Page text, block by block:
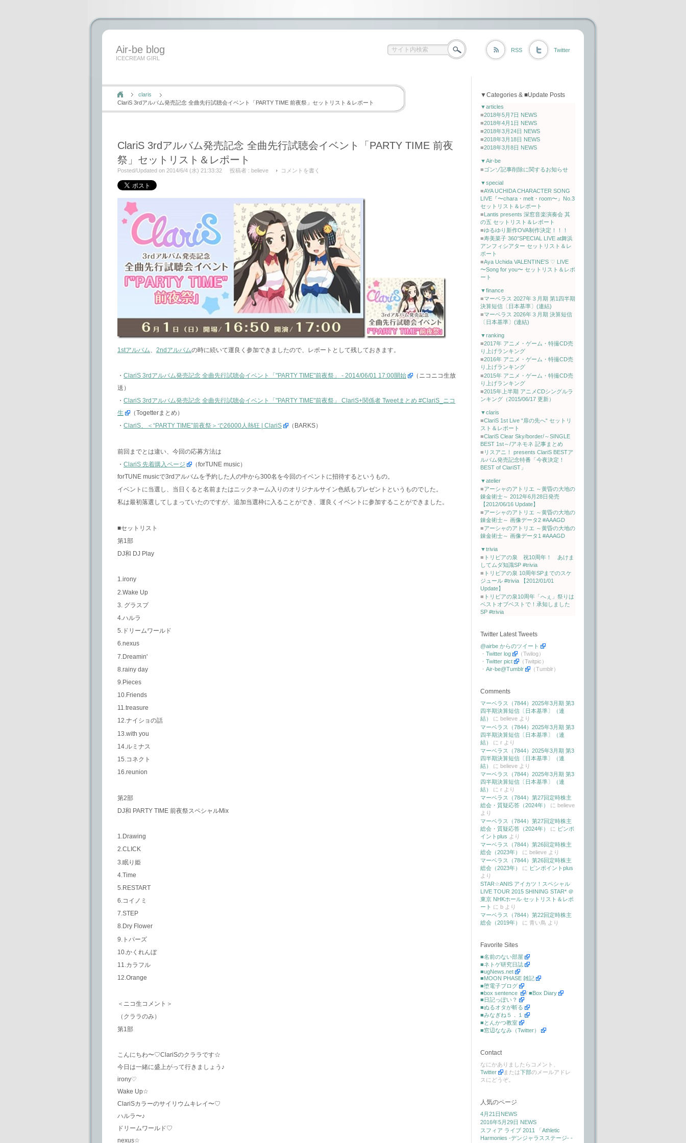
Air-be blog
ICECREAM GIRL
RSS Twitter
claris
ClariS 3rdアルバム発売記念 全曲先行試聴会イベント「PARTY TIME 前夜祭」セットリスト＆レポート
ClariS 3rdアルバム発売記念 全曲先行試聴会イベント「PARTY TIME 前夜
祭」セットリスト＆レポート
Posted/Updated on 2014/6/4 (水) 21:33:32 投稿者 : believe コメントを書く
1stアルバム 2ndアルバムの時に続いて運良く参加できましたので、レポートとして残しておきます。
・ ClariS 3rdアルバム発売記念 全曲先行試聴会イベント「"PARTY TIME"前夜祭」 - 2014/06/01 17:00開始
（ニコニコ生放
送）
・ ClariS 3rdアルバム発売記念 全曲先行試聴会イベント「"PARTY TIME"前夜祭」 ClariS+関係者 Tweetまとめ #ClariS_ニコ
生
（Togetterまとめ）
・ ClariS、＜“PARTY TIME”前夜祭＞で26000人熱狂 | ClariS （BARKS）
前回までとは違い、今回の応募方法は
・ ClariS 先着購入ページ
（forTUNE music）
forTUNE musicで3rdアルバムを予約した人の中から300名を今回のイベントに招待するというもの。
イベントに当選し、当日くると名前またはニックネーム入りのオリジナルサイン色紙もプレゼントというものでした。
私は最初落選してしまっていたのですが、追加当選枠に入ることができ、運良くイベントに参加することができました。
■セットリスト
第1部
DJ和 DJ Play
1.irony
2.Wake Up
3. グラスプ
4.ハルラ
5.ドリームワールド
6.nexus
7.Dreamin'
8.rainy day
9.Pieces
10.Friends
11.treasure
12.ナイショの話
13.with you
14.ルミナス
15.コネクト
16.reunion
第2部
DJ和 PARTY TIME 前夜祭スペシャルMix
1.Drawing
2.CLICK
3.眠り姫
4.Time
5.RESTART
6.コイノミ
7.STEP
8.Dry Flower
9.トパーズ
10.かくれんぼ
11.カラフル
12.Orange
＜ニコ生コメント＞
（クララのみ）
第1部
こんにちわ〜♡ClariSのクララです☆
今日は一緒に盛上がって行きましょう♪
irony♡
Wake Up☆
ClariSカラーのサイリウムキレイ〜♡
ハルラ〜♪
ドリームワールド♡
nexus☆
▼Categories & ■Update Posts
▼articles
■2018年5月7日 NEWS
■2018年4月1日 NEWS
■2018年3月24日 NEWS
■2018年3月18日 NEWS
■2018年3月8日 NEWS
▼Air-be
■ゴンゾ記事削除に関するお知らせ
▼special
■AYA UCHIDA CHARACTER SONG
LIVE『〜chara・melt・room〜』No.3
セットリスト＆レポート
■Lantis presents 深窓音楽演奏会 其
の五 セットリスト＆レポート
■ゆるゆり新作OVA制作決定！！！
■寿美菜子 360°SPECIAL LIVE at舞浜
アンフィシアター セットリスト＆レ
ポート
■Aya Uchida VALENTINE'S ♡ LIVE
〜Song for you〜 セットリスト＆レポ
ート
▼finance
■マーベラス 2027年３月期 第1四半期
決算短信〔日本基準〕(連結)
■マーベラス 2026年３月期 決算短信
〔日本基準〕(連結)
▼ranking
■2017年 アニメ・ゲーム・特撮CD売
り上げランキング
■2016年 アニメ・ゲーム・特撮CD売
り上げランキング
■2015年 アニメ・ゲーム・特撮CD売
り上げランキング
■2015年上半期 アニメCDシングルラ
ンキング（2015/06/17 更新）
▼claris
■ClariS 1st Live “扉の先へ“ セットリ
スト＆レポート
■ClariS Clear Sky/border/～SINGLE
BEST 1st～/アネモネ 記事まとめ
■ リスアニ！ presents ClariS BESTア
ルバム発売記念特番「今夜決定！
BEST of ClariST」
▼atelier
■アーシャのアトリエ ～黄昏の大地の
錬金術士～ 2012年6月28日発売
【2012/06/16 Update】
■アーシャのアトリエ ～黄昏の大地の
錬金術士～ 画像データ2 #AAAGD
■アーシャのアトリエ ～黄昏の大地の
錬金術士～ 画像データ1 #AAAGD
▼trivia
■ トリビアの泉 祝10周年！ あけま
してムダ知識SP #trivia
■ トリビアの泉 10周年SPまでのスケ
ジュール #trivia 【2012/01/01
Update】
■ トリビアの泉10周年「へぇ」祭りは
ベストオブベストで！承知しました
SP #trivia
Twitter Latest Tweets
@airbe からのツイート
・ Twitter log
（Twilog）
・ Twitter pict
（Twitpic）
・ Air-be@Tumblr （Tumblr）
Comments
マーベラス（7844）2025年3月期 第3
四半期決算短信〔日本基準〕（連
結）
に believe より
マーベラス（7844）2025年3月期 第3
四半期決算短信〔日本基準〕（連
結）
に r より
マーベラス（7844）2025年3月期 第3
四半期決算短信〔日本基準〕（連
結）
に believe より
マーベラス（7844）2025年3月期 第3
四半期決算短信〔日本基準〕（連
結）
に r より
マーベラス（7844）第27回定時株主
総会・質疑応答（2024年）
に believe
より
マーベラス（7844）第27回定時株主
総会・質疑応答（2024年）
に ピンポ
イントplus より
マーベラス（7844）第26回定時株主
総会（2023年）
に believe より
マーベラス（7844）第26回定時株主
総会（2023年）
に ピンポイントplus
より
STAR☆ANIS アイカツ！スペシャル
LIVE TOUR 2015 SHINING STAR* ＠
東京 NHKホール セットリスト＆レポ
ート に b より
マーベラス（7844）第22回定時株主
総会（2019年）
に 青い鳥 より
Favorite Sites
■名前のない部屋
■ネトゲ研究日誌
■ugNews.net
■MOON PHASE 雑記
■堕電子ブログ
■box sentence
/ ■Box Diary
■日記っぽい？
■ぬるオタが斬る
■みなぎね５．１
■とんかつ教室
■窓辺ななみ（Twitter）
Contact
なにかありましたらコメント、
Twitter
または下部のメールアドレ
スにどうぞ。
人気のページ
4月21日NEWS
2016年5月29日 NEWS
スフィア ライブ 2011 「Athletic
Harmonies -デンジャラスステージ- -